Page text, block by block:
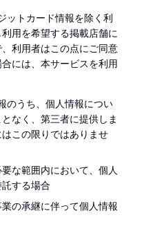
ットカード情報を除く利
用を希望する掲載店舗に
利用者はこの点にご同意
には、本サービスを利用
のうち、個人情報につい
なく、第三者に提供しま
この限りではありませ
な範囲内において、個人
する場合
の承継に伴って個人情報